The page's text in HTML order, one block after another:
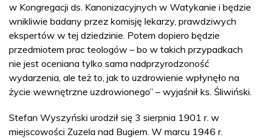
w Kongregacji ds. Kanonizacyjnych w Watykanie i będzie
wnikliwie badany przez komisję lekarzy, prawdziwych
ekspertów w tej dziedzinie. Potem dopiero będzie
przedmiotem prac teologów – bo w takich przypadkach
nie jest oceniana tylko sama nadprzyrodzoność
wydarzenia, ale też to, jak to uzdrowienie wpłynęło na
życie wewnętrzne uzdrowionego” – wyjaśnił ks. Śliwiński.
Stefan Wyszyński urodził się 3 sierpnia 1901 r. w
miejscowości Zuzela nad Bugiem. W marcu 1946 r.